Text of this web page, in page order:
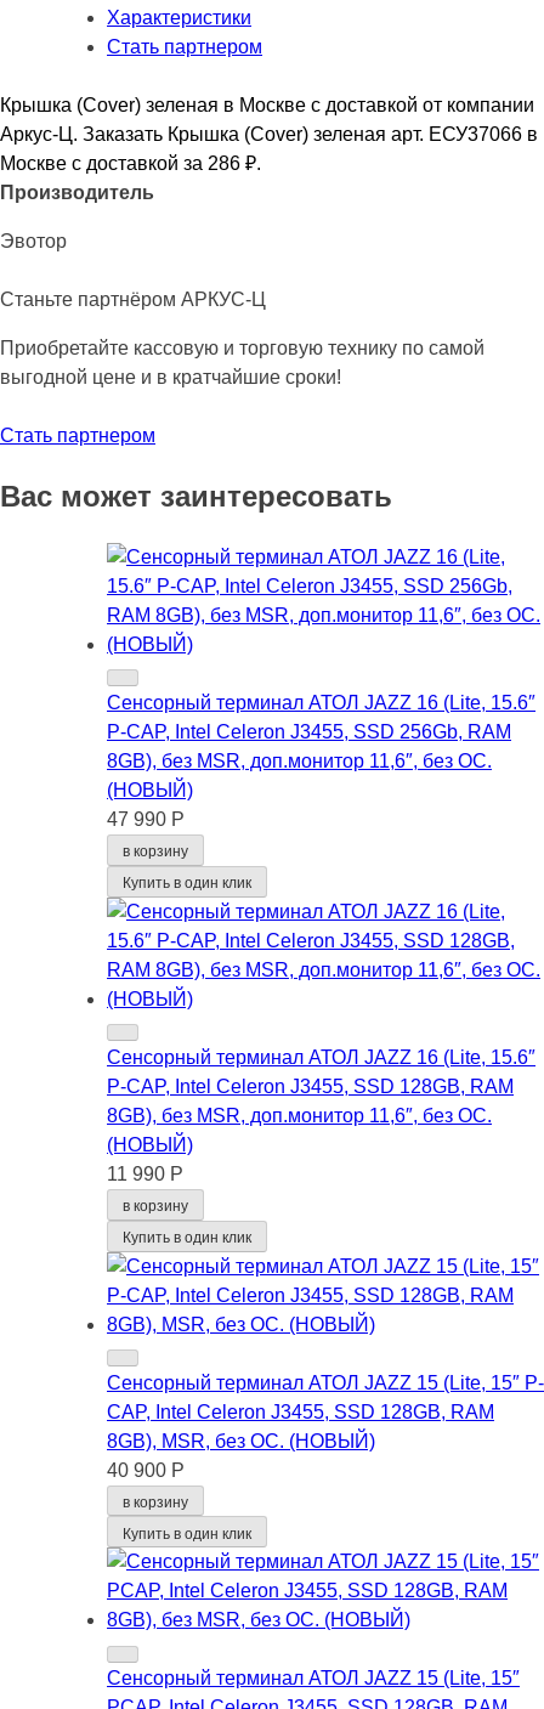
Характеристики
Стать партнером
Крышка (Cover) зеленая в Москве с доставкой от компании
Аркус-Ц. Заказать Крышка (Cover) зеленая арт. ЕСУ37066 в
Москве с доставкой за 286 ₽.
Производитель
Эвотор
Станьте партнёром АРКУС-Ц
Приобретайте кассовую и торговую технику по самой
выгодной цене и в кратчайшие сроки!
Стать партнером
Вас может заинтересовать
Сенсорный терминал АТОЛ JAZZ 16 (Lite, 15.6″
P-CAP, Intel Celeron J3455, SSD 256Gb, RAM
8GB), без MSR, доп.монитор 11,6″, без ОС.
(НОВЫЙ)
47 990 Р
в корзину
Купить в один клик
Сенсорный терминал АТОЛ JAZZ 16 (Lite, 15.6″
P-CAP, Intel Celeron J3455, SSD 128GB, RAM
8GB), без MSR, доп.монитор 11,6″, без ОС.
(НОВЫЙ)
11 990 Р
в корзину
Купить в один клик
Сенсорный терминал АТОЛ JAZZ 15 (Lite, 15″ P-
CAP, Intel Celeron J3455, SSD 128GB, RAM
8GB), MSR, без ОС. (НОВЫЙ)
40 900 Р
в корзину
Купить в один клик
Сенсорный терминал АТОЛ JAZZ 15 (Lite, 15″